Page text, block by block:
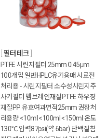
필터테크
PTFE 시린지필터 25mm 0.45μm
100개입 일반HPLC유기용매 시료전
처리용 - 시린지필터 소수성시린지주
사기필터 멤브레인재질PTFE 하우징
재질PP 유효여과면적25mm 권장처
리용량 <10ml <100ml <150ml 온도
130℃ 압력87psi(약 6bar) 단백질침